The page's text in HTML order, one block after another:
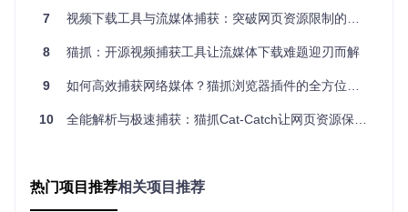
选项，支持加密内容解密和批量下载
径，让你轻松管理海量媒体文件。无论是单个文件还是整页资
容。通过先进的解密算法和请求拦截技术，让你能够保存那
些"无法下载"的网络资源。
7 视频下载工具与流媒体捕获：突破网页资源限制的高效解决方案
8 猫抓：开源视频捕获工具让流媒体下载难题迎刃而解
9 如何高效捕获网络媒体？猫抓浏览器插件的全方位应用指南
10 全能解析与极速捕获：猫抓Cat-Catch让网页资源保存不再难
热门项目推荐相关项目推荐